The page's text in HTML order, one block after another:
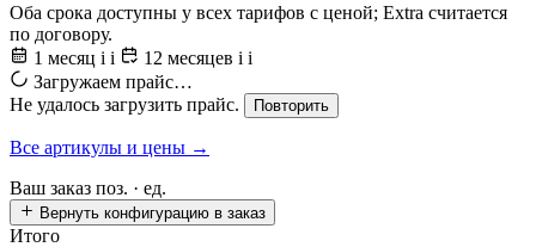
Оба срока доступны у всех тарифов с ценой; Extra считается
по договору.
1 месяц i i 12 месяцев i i
Загружаем прайс…
Не удалось загрузить прайс.
Повторить
Все артикулы и цены →
Ваш заказ поз. · ед.
Вернуть конфигурацию в заказ
Итого